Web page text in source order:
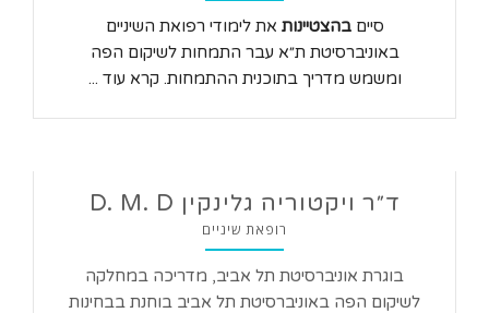
סייםבהצטיינות את לימודי רפואת השיניים
באוניברסיטת ת״א עבר התמחות לשיקום הפה
ומשמש מדריך בתוכנית ההתמחות. קרא עוד ...
ד״ר ויקטוריה גלינקין D. M. D
רופאת שיניים
בוגרת אוניברסיטת תל אביב, מדריכה במחלקה
לשיקום הפה באוניברסיטת תל אביב בוחנת בבחינות